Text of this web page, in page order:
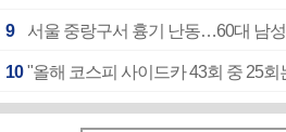
9 서울 중랑구서 흉기 난동…60대 남
10 "올해 코스피 사이드카 43회 중 25